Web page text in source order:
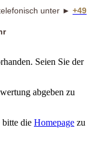
unter ► +49
Seien Sie der
abgeben zu
bitte die Homepage zu